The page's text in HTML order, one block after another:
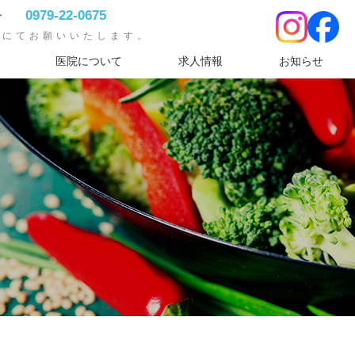
0979-22-0675
てお願いいたします。
医院について 求人情報 お知らせ